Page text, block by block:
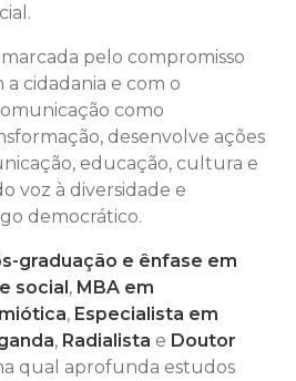
pelo compromisso
cidadania e com o
como
desenvolve ações
educação, cultura e
voz à diversidade e
democrático.
graduação e ênfase em
social, MBA em
, Especialista em
, Radialista e Doutor
qual aprofunda estudos